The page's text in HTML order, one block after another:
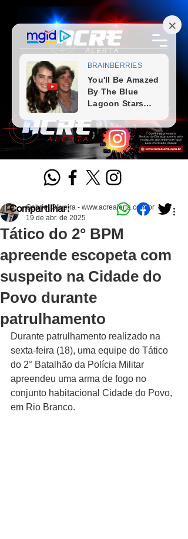
Tático do 2° BPM
apreende escopeta com
suspeito na Cidade do
Povo durante
patrulhamento
Gabriel Oliveira - www.acrealerta.com.br
19 de abr. de 2025
Durante patrulhamento realizado na
sexta-feira (18), uma equipe do Tático
do 2° Batalhão da Polícia Militar
apreendeu uma arma de fogo no
conjunto habitacional Cidade do Povo,
em Rio Branco.
Compartilhar: